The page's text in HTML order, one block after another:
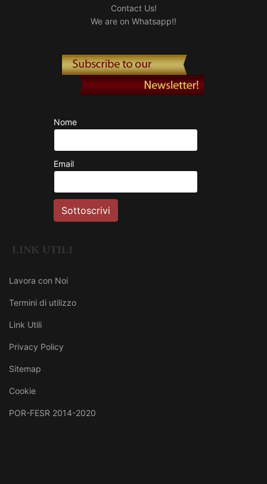
Contact Us!
We are on Whatsapp!!
Nome
Email
LINK UTILI
Lavora con Noi
Termini di utilizzo
Link Utili
Privacy Policy
Sitemap
Cookie
POR-FESR 2014-2020